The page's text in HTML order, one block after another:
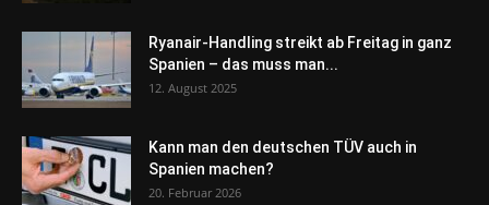
Ryanair-Handling streikt ab Freitag in ganz
Spanien – das muss man...
12. August 2025
Kann man den deutschen TÜV auch in
Spanien machen?
20. Februar 2026